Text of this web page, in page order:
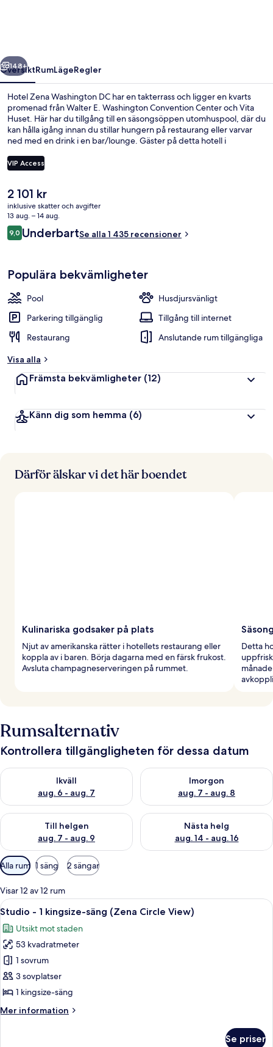
Nästa
148+
ÖversiktRumLägeRegler
Hotel Zena Washington DC har en takterrass och ligger en kvarts
promenad från Walter E. Washington Convention Center och Vita
Huset. Här har du tillgång till en säsongsöppen utomhuspool, där du
kan hålla igång innan du stillar hungern på restaurang eller varvar
ned med en drink i en bar/lounge. Gäster på detta hotell i
fitnesscenter och ett fitnesscenter. Resenärer brukar tala mycket väl
om poolen och de sköna sängarna. Kollektivtrafik finns i närheten.
North Station är det 10 minuter.
VIP Access
Det
nuvarande
priset
är
2 101 kr
2 101 kr
inklusive skatter och avgifter
13 aug. – 14 aug.
Recensioner
9,09,0 av 10,
UnderbartSe alla 1 435 recensioner
Populära bekvämligheter
Pool
Husdjursvänligt
Parkering tillgänglig
Tillgång till internet
Restaurang
Anslutande rum tillgängliga
Visa alla
Främsta bekvämligheter (12)
Känn dig som hemma (6)
Därför älskar vi det här boendet
Kulinariska godsaker på plats
Njut av amerikanska rätter i hotellets restaurang eller
koppla av i baren. Börja dagarna med en färsk frukost.
Avsluta champagneserveringen på rummet.
Detta
Rumsalternativ
Kontrollera tillgängligheten för dessa datum
Ikväll
aug. 6 - aug. 7
Kontrollera tillgängligheten för ikväll aug. 6 - aug. 7
Imorgon
aug. 7 - aug. 8
Kontrollera tillgängligheten
Till helgen
aug. 7 - aug. 9
Kontrollera tillgängligheten för den här helgen aug. 7 - aug. 9
Nästa helg
aug. 14 - aug. 16
Kontrollera tillgängligheten
Tillgängliga
filter
för
rum
Alla rum 1 säng 2 sängar
Visar 12 av 12 rum
Öppna
alla
foton
för
Studio
-
1
säng
Ett modernt hotellrum med en stor
14
Studio - 1 kingsize-säng (Zena Circle View)
Utsikt mot staden
53 kvadratmeter
1 sovrum
3 sovplatser
1 kingsize-säng
Mer information
Mer
Se priser